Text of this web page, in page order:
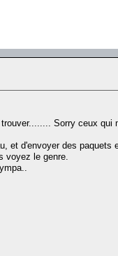
Sorry ceux qui
et d'envoyer des paquets
voyez le genre.